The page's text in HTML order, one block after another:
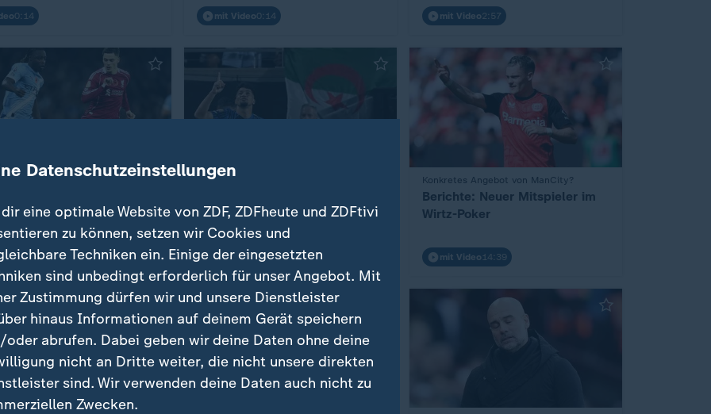
0:14 mit Video0:14 mit Video2:57
Florian Wirtz wird ausgewechselt
Abreibung
Video 14:55
Achtelfinale der Klub-WM
Manchester City
Konkretes Angebot von ManCity?
:
Berichte: Neuer Mitspieler im
Wirtz-Poker
mit Video 14:39
Datenschutzeinstellungen
eine optimale Website von ZDF, ZDFheute und ZDFtivi
zu können, setzen wir Cookies und
Techniken ein. Einige der eingesetzten
sind unbedingt erforderlich für unser Angebot. Mit
Zustimmung dürfen wir und unsere Dienstleister
hinaus Informationen auf deinem Gerät speichern
oder abrufen. Dabei geben wir deine Daten ohne deine
nicht an Dritte weiter, die nicht unsere direkten
sind. Wir verwenden deine Daten auch nicht zu
Zwecken.